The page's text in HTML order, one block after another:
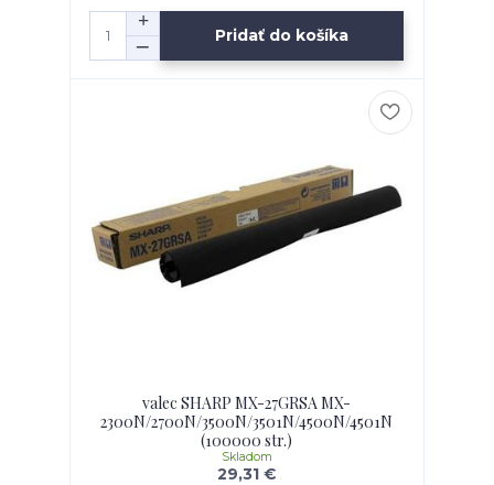
Pridať do košíka
valec SHARP MX-27GRSA MX-
2300N/2700N/3500N/3501N/4500N/4501N
(100000 str.)
29,31 €
Skladom